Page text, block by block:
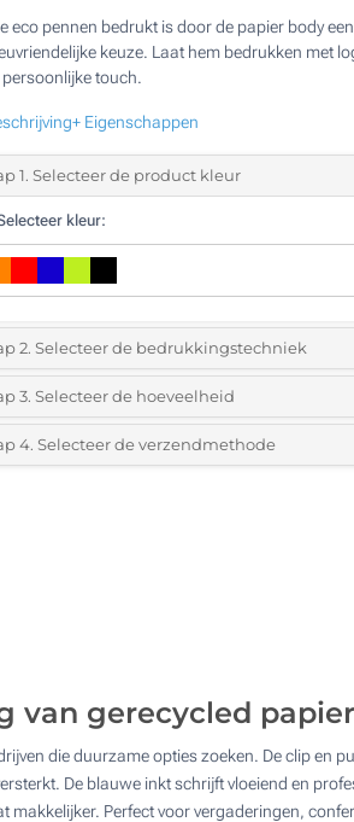
eco pennen bedrukt is door de papier body een
keuze. Laat hem bedrukken met
persoonlijke touch.
+ Eigenschappen
1. Selecteer de product kleur
kleur:
2. Selecteer de bedrukkingstechniek
de bedrukking en kleuren van het logo:
1 Kleur (Aan een kant)
Digitale full colour bedrukking (Aan een kant)
Zonder opdruk
3. Selecteer de hoeveelheid
uit de lijst of voeg het gewenste aantal in
jouw aantal :
4. Selecteer de verzendmethode
van gerecycled
die duurzame opties zoeken. De clip en
De blauwe inkt schrijft vloeiend en
Perfect voor vergaderingen,